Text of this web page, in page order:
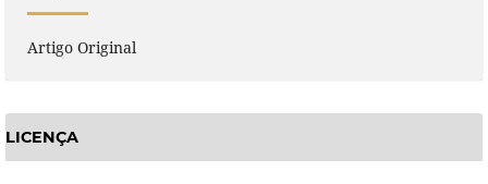
Artigo Original
LICENÇA